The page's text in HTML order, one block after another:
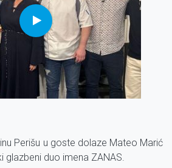
Perišu u goste dolaze Mateo Marić
glazbeni duo imena ZANAS.